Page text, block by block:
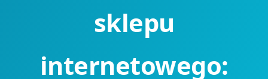
sklepu
internetowego: